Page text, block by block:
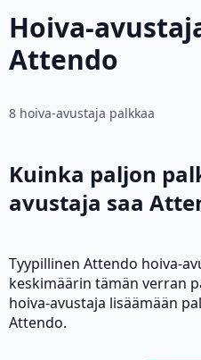
Hoiva-
Attendo
8 hoiva-avustaja palkkaa
Kuinka paljon
avustaja saa
Tyypillinen Attendo hoiva-
keskimäärin tämän verran
hoiva-avustaja lisäämään
Attendo.